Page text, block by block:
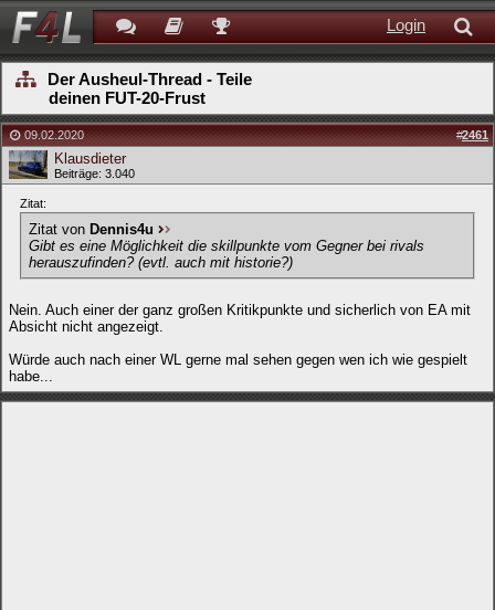
Login
Der Ausheul-Thread - Teile
deinen FUT-20-Frust
09.02.2020 #2461
Klausdieter
Beiträge: 3.040
Zitat:
Zitat von Dennis4u
Gibt es eine Möglichkeit die skillpunkte vom Gegner bei rivals
herauszufinden? (evtl. auch mit historie?)
Nein. Auch einer der ganz großen Kritikpunkte und sicherlich von EA mit
Absicht nicht angezeigt.
Würde auch nach einer WL gerne mal sehen gegen wen ich wie gespielt
habe...